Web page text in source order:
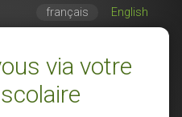
français English
via votre